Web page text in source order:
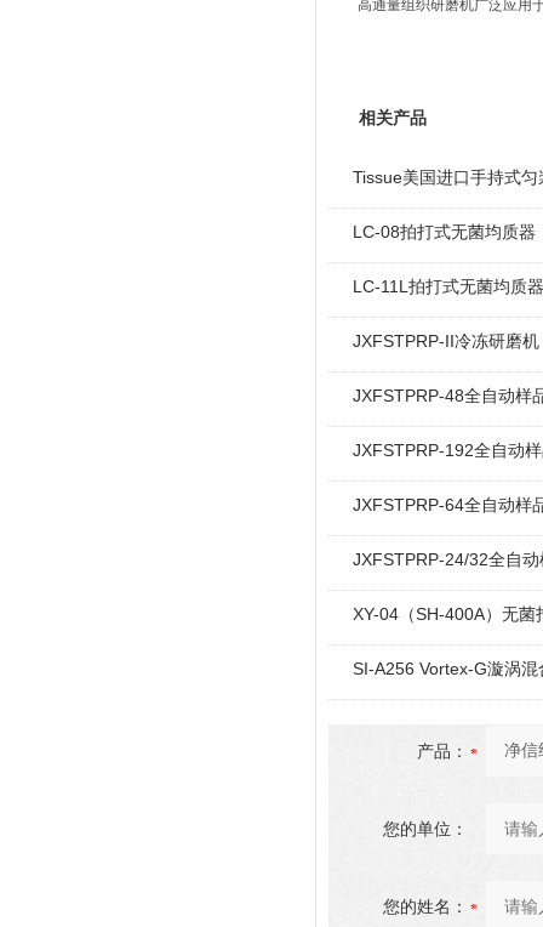
高通量组织研磨机广泛应用于
相关产品
Tissue美国进口手持式
LC-08拍打式无菌均质器
LC-11L拍打式无菌均质器
JXFSTPRP-II冷冻研磨
JXFSTPRP-48全自动样
JXFSTPRP-192全自动
JXFSTPRP-64全自动样
JXFSTPRP-24/32全自
XY-04（SH-400A）无菌
SI-A256 Vortex-G漩涡混
产品：
您的单位：
您的姓名：